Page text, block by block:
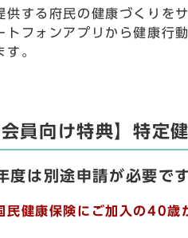
供する府民の健康づくりを
トフォンアプリから健康行
す。
会員向け特典】特定
度は別途申請が必要で
民健康保険にご加入の40歳